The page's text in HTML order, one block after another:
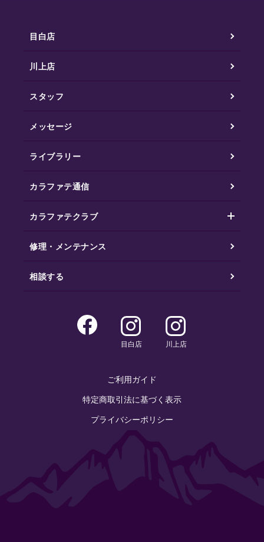
目白店
川上店
スタッフ
メッセージ
ライブラリー
カラファテ通信
カラファテクラブ
修理・メンテナンス
相談する
目白店 川上店
ご利用ガイド
特定商取引法に基づく表示
プライバシーポリシー